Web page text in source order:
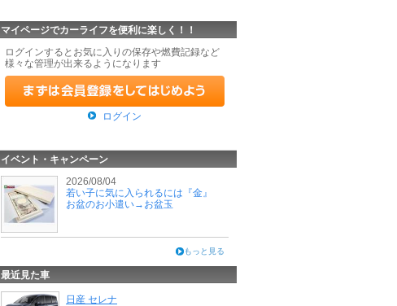
マイページでカーライフを便利に楽しく！！
ログインするとお気に入りの保存や燃費記録など
様々な管理が出来るようになります
ログイン
イベント・キャンペーン
2026/08/04
若い子に気に入られるには『金』
お盆のお小遣い→お盆玉
もっと見る
最近見た車
日産 セレナ